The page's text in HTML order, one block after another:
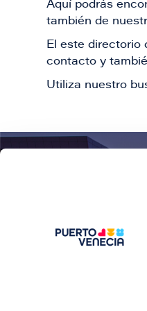
Aquí podrás
también de
El este directorio
contacto y
Utiliza nuestro